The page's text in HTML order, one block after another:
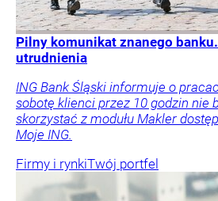
Pilny komunikat znanego
utrudnienia
ING Bank Śląski informuje o
sobotę klienci przez 10 godzin nie
skorzystać z modułu Makler
Moje ING.
Firmy i rynkiTwój portfel